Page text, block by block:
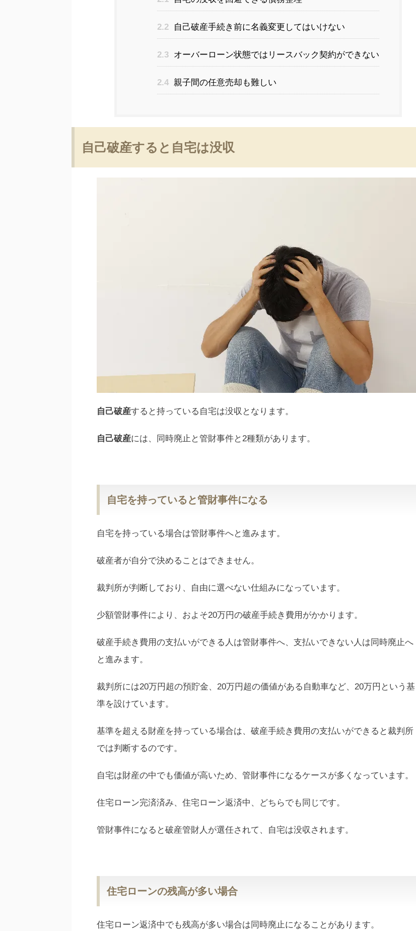
2.2 自己破産手続き前に名義変更してはいけない
2.3 オーバーローン状態ではリースバック契約ができない
2.4 親子間の任意売却も難しい
自己破産すると自宅は没収
自己破産すると持っている自宅は没収となります。
自己破産には、同時廃止と管財事件と2種類があります。
自宅を持っていると管財事件になる
自宅を持っている場合は管財事件へと進みます。
破産者が自分で決めることはできません。
裁判所が判断しており、自由に選べない仕組みになっています。
少額管財事件により、およそ20万円の破産手続き費用がかかります。
破産手続き費用の支払いができる人は管財事件へ、支払いできない人は同時廃止へ
と進みます。
裁判所には20万円超の預貯金、20万円超の価値がある自動車など、20万円という基
準を設けています。
基準を超える財産を持っている場合は、破産手続き費用の支払いができると裁判所
では判断するのです。
自宅は財産の中でも価値が高いため、管財事件になるケースが多くなっています。
住宅ローン完済済み、住宅ローン返済中、どちらでも同じです。
管財事件になると破産管財人が選任されて、自宅は没収されます。
住宅ローンの残高が多い場合
住宅ローン返済中でも残高が多い場合は同時廃止になることがあります。